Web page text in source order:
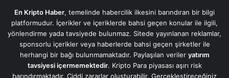
En Kripto Haber, temelinde habercilik ilkesini barındıran bir bilgi
platformudur. İçerikler ve içeriklerde bahsi geçen konular ile ilgili,
yönlendirme yada tavsiyede bulunmaz. Sitede yayınlanan reklamlar,
sponsorlu içerikler veya haberlerde bahsi geçen şirketler ile
herhangi bir bağı bulunmamaktadır. Paylaşılan veriler yatırım
tavsiyesi içermemektedir. Kripto Para piyasası aşırı risk
barındırmaktadır. Ciddi zararlar oluşturabilir. Gerçekleştireceğiniz